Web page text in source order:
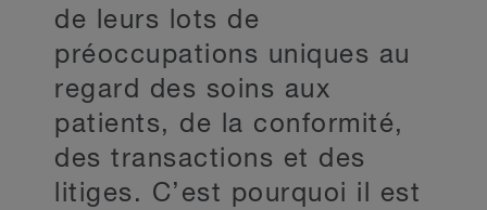
de leurs lots de
préoccupations uniques au
regard des soins aux
patients, de la conformité,
des transactions et des
litiges. C’est pourquoi il est